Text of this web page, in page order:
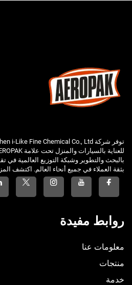
بالبحث والتطوير وشبكة التوزيع العالمية
بثقة العملاء في جميع أنحاء العالم. اكتشف
روابط مفيدة
معلومات عنا
منتجات
خدمة